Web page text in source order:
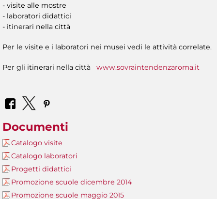
- visite alle mostre
- laboratori didattici
- itinerari nella città
Per le visite e i laboratori nei musei vedi le attività correlate.
Per gli itinerari nella città www.sovraintendenzaroma.it
Documenti
Catalogo visite
Catalogo laboratori
Progetti didattici
Promozione scuole dicembre 2014
Promozione scuole maggio 2015